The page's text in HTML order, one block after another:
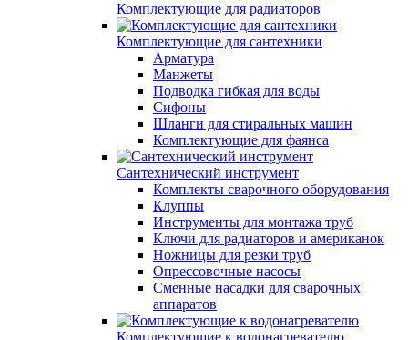
Комплектующие для радиаторов
Комплектующие для сантехники
Арматура
Манжеты
Подводка гибкая для воды
Сифоны
Шланги для стиральных машин
Комплектующие для фаянса
Сантехнический инструмент
Комплекты сварочного оборудования
Клуппы
Инструменты для монтажа труб
Ключи для радиаторов и американок
Ножницы для резки труб
Опрессовочные насосы
Сменные насадки для сварочных
аппаратов
Комплектующие к водонагревателю